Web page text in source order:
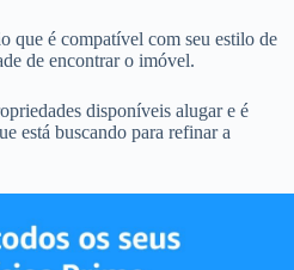
que é compatível com seu estilo de
de encontrar o imóvel.
disponíveis alugar e é
está buscando para refinar a